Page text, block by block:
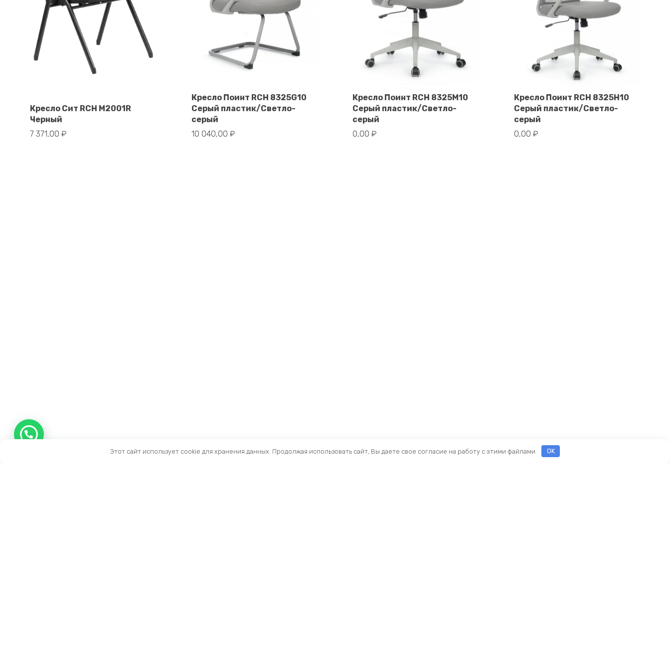
В корзину
Кресло Сит RCH M2001R
Черный
7 371,00 ₽
Кресло Поинт RCH 8325G10
Серый пластик/Светло-
серый
10 040,00 ₽
Кресло Поинт RCH 8325M10
Серый пластик/Светло-
серый
0,00 ₽
Кресло Поинт RCH 8325H10
Серый пластик/Светло-
серый
0,00 ₽
Этот сайт использует cookie для хранения данных. Продолжая использовать сайт, Вы даете свое согласие на работу с этими файлами. OK